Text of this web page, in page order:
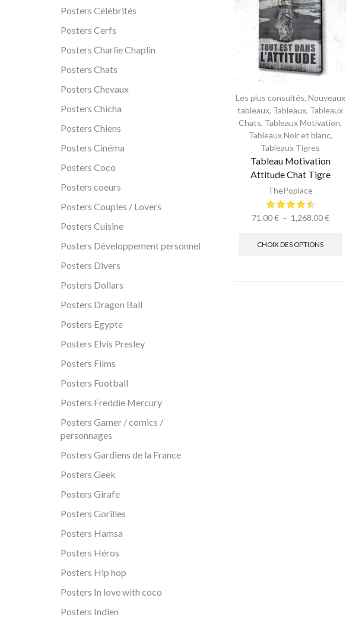
Les plus consultés, Nouveaux
tableaux, Tableaux, Tableaux
Chats, Tableaux Motivation,
Tableaux Noir et blanc,
Tableaux Tigres
Tableau Motivation
Attitude Chat Tigre
ThePoplace
71.00€ – 1,268.00€
CHOIX DES OPTIONS
Posters Célébrités
Posters Cerfs
Posters Charlie Chaplin
Posters Chats
Posters Chevaux
Posters Chicha
Posters Chiens
Posters Cinéma
Posters Coco
Posters coeurs
Posters Couples / Lovers
Posters Cuisine
Posters Développement personnel
Posters Divers
Posters Dollars
Posters Dragon Ball
Posters Egypte
Posters Elvis Presley
Posters Films
Posters Football
Posters Freddie Mercury
Posters Gamer / comics /
personnages
Posters Gardiens de la France
Posters Geek
Posters Girafe
Posters Gorilles
Posters Hamsa
Posters Héros
Posters Hip hop
Posters In love with coco
Posters Indien